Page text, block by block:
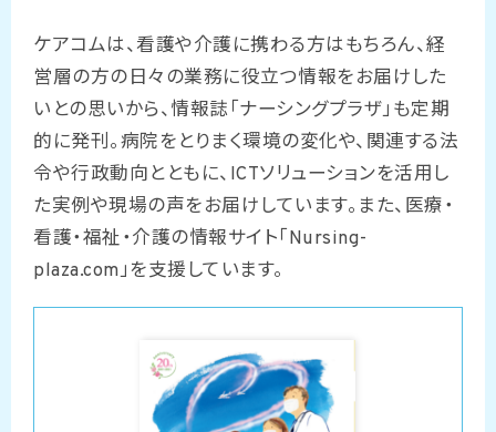
ケアコムは、看護や介護に携わる方はもちろん、経
営層の方の日々の業務に役立つ情報をお届けした
いとの思いから、情報誌「ナーシングプラザ」も定期
的に発刊。病院をとりまく環境の変化や、関連する法
令や行政動向とともに、ICTソリューションを活用し
た実例や現場の声をお届けしています。また、医療・
看護・福祉・介護の情報サイト「Nursing-
plaza.com」を支援しています。